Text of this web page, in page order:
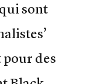
sont
des